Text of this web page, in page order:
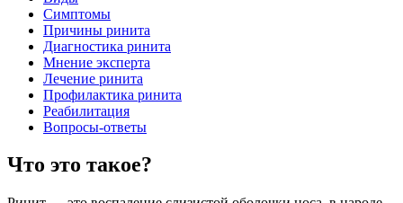
Симптомы
Причины ринита
Диагностика ринита
Мнение эксперта
Лечение ринита
Профилактика ринита
Реабилитация
Вопросы-ответы
Что это такое?